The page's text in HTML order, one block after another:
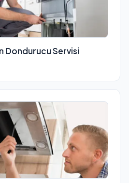
Dondurucu Servisi